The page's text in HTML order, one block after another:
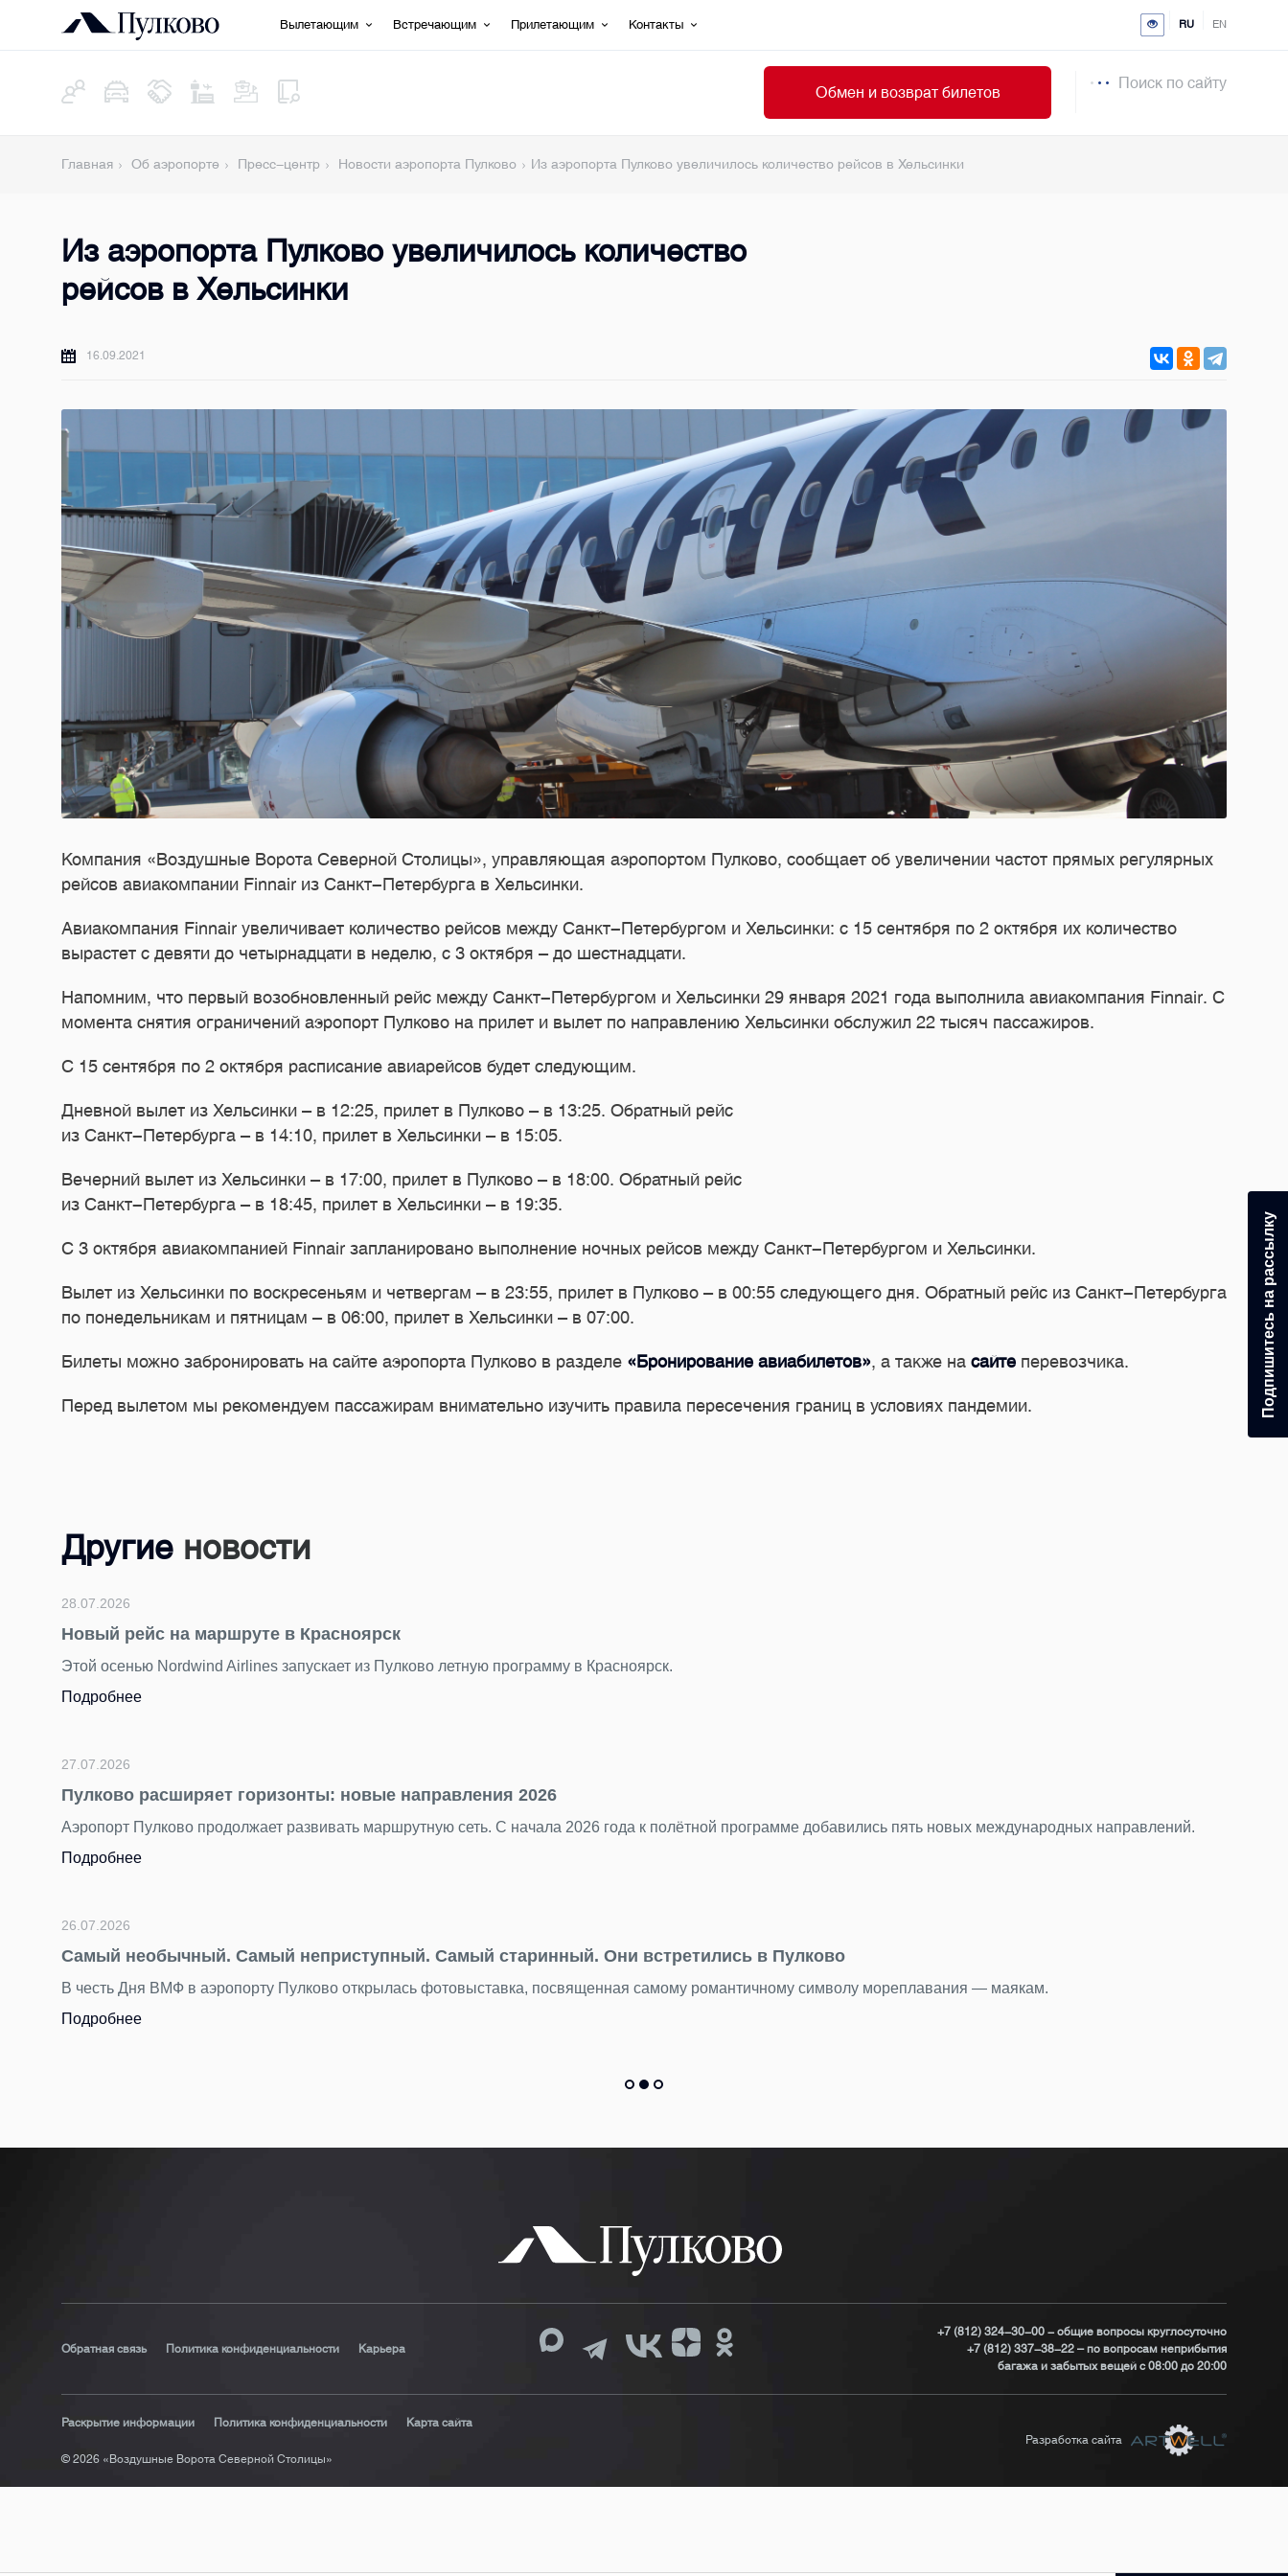
Вылетающим Встречающим Прилетающим Контакты RU EN
Обмен и возврат билетов
Поиск по сайту
Главная Об аэропорте Пресс-центр Новости аэропорта Пулково Из аэропорта Пулково увеличилось количество рейсов в Хельсинки
Из аэропорта Пулково увеличилось количество
рейсов в Хельсинки
16.09.2021
Компания «Воздушные Ворота Северной Столицы», управляющая аэропортом Пулково, сообщает об увеличении частот прямых регулярных
рейсов авиакомпании Finnair из Санкт-Петербурга в Хельсинки.
Авиакомпания Finnair увеличивает количество рейсов между Санкт-Петербургом и Хельсинки: с 15 сентября по 2 октября их количество
вырастет с девяти до четырнадцати в неделю, с 3 октября – до шестнадцати.
Напомним, что первый возобновленный рейс между Санкт-Петербургом и Хельсинки 29 января 2021 года выполнила авиакомпания Finnair. С
момента снятия ограничений аэропорт Пулково на прилет и вылет по направлению Хельсинки обслужил 22 тысяч пассажиров.
С 15 сентября по 2 октября расписание авиарейсов будет следующим.
Дневной вылет из Хельсинки – в 12:25, прилет в Пулково – в 13:25. Обратный рейс
из Санкт-Петербурга – в 14:10, прилет в Хельсинки – в 15:05.
Вечерний вылет из Хельсинки – в 17:00, прилет в Пулково – в 18:00. Обратный рейс
из Санкт-Петербурга – в 18:45, прилет в Хельсинки – в 19:35.
С 3 октября авиакомпанией Finnair запланировано выполнение ночных рейсов между Санкт-Петербургом и Хельсинки.
Вылет из Хельсинки по воскресеньям и четвергам – в 23:55, прилет в Пулково – в 00:55 следующего дня. Обратный рейс из Санкт-Петербурга
по понедельникам и пятницам – в 06:00, прилет в Хельсинки – в 07:00.
Билеты можно забронировать на сайте аэропорта Пулково в разделе «Бронирование авиабилетов», а также на сайте перевозчика.
Перед вылетом мы рекомендуем пассажирам внимательно изучить правила пересечения границ в условиях пандемии.
Другие новости
пять новых международных направлений.
мореплавания — маякам.
За последние недели мы получили от вас десятки ярких снимков. Каждый кадр показал аэропорт с разных сторон
«Нечего смотреть» — самый несправедливый миф о столице Турции
22.07.2026
Обратная связь Политика конфиденциальности Карьера
+7 (812) 324-30-00 - общие вопросы круглосуточно
+7 (812) 337-38-22 – по вопросам неприбытия
багажа и забытых вещей с 08:00 до 20:00
Раскрытие информации Политика конфиденциальности Карта сайта
© 2026 «Воздушные Ворота Северной Столицы»
Разработка сайта
Подпишитесь на рассылку